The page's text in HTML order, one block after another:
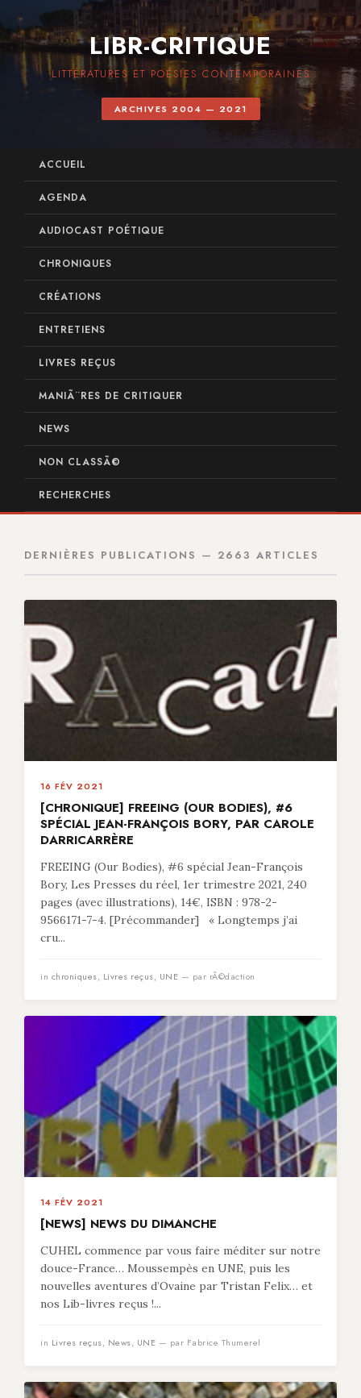
LIBR-CRITIQUE
LITTÉRATURES ET POÉSIES CONTEMPORAINES
ARCHIVES 2004 — 2021
ACCUEIL
AGENDA
AUDIOCAST POÉTIQUE
CHRONIQUES
CRÉATIONS
ENTRETIENS
LIVRES REÇUS
MANIÃ¨RES DE CRITIQUER
NEWS
NON CLASSÃ©
RECHERCHES
DERNIÈRES PUBLICATIONS — 2663 ARTICLES
16 FÉV 2021
[CHRONIQUE] FREEING (OUR BODIES), #6
SPÉCIAL JEAN-FRANÇOIS BORY, PAR CAROLE
DARRICARRÈRE
FREEING (Our Bodies), #6 spécial Jean-François
Bory, Les Presses du réel, 1er trimestre 2021, 240
pages (avec illustrations), 14€, ISBN : 978-2-
9566171-7-4. [Précommander] « Longtemps j’ai
cru...
in chroniques, Livres reçus, UNE — par rÃ©daction
14 FÉV 2021
[NEWS] NEWS DU DIMANCHE
CUHEL commence par vous faire méditer sur notre
douce-France… Moussempès en UNE, puis les
nouvelles aventures d’Ovaine par Tristan Felix… et
nos Lib-livres reçus !...
in Livres reçus, News, UNE — par Fabrice Thumerel